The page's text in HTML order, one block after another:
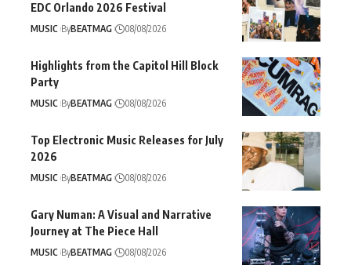
EDC Orlando 2026 Festival
MUSIC ByBEATMAG 08/08/2026
Highlights from the Capitol Hill Block
Party
MUSIC ByBEATMAG 08/08/2026
Top Electronic Music Releases for July
2026
MUSIC ByBEATMAG 08/08/2026
Gary Numan: A Visual and Narrative
Journey at The Piece Hall
MUSIC ByBEATMAG 08/08/2026